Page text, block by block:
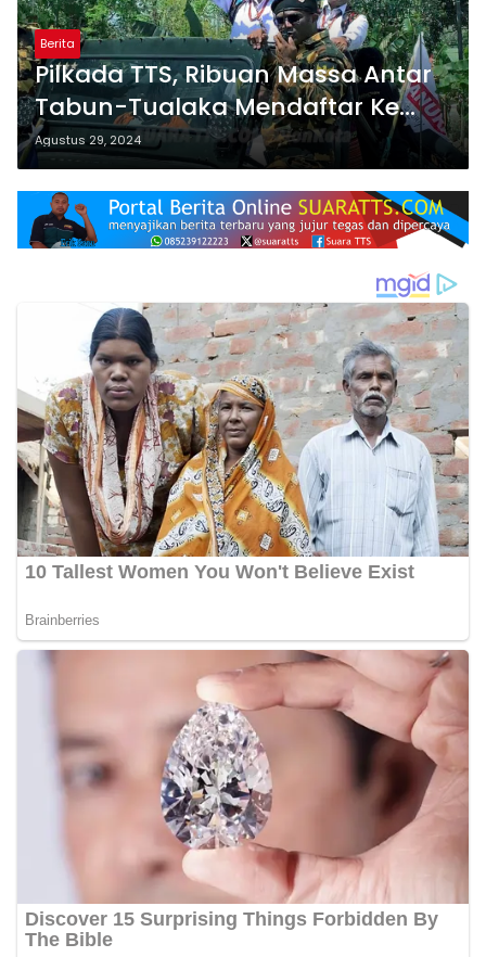
Berita
Pilkada TTS, Ribuan Massa Antar
Tabun-Tualaka Mendaftar Ke
KPU Kabupaten TTS
Agustus 29, 2024